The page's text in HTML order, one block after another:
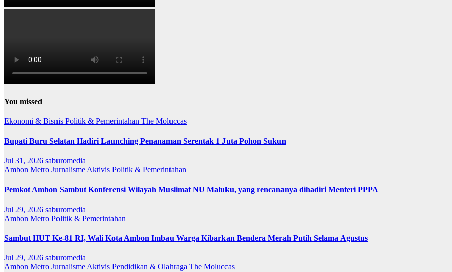
You missed
Ekonomi & Bisnis Politik & Pemerintahan The Moluccas
Bupati Buru Selatan Hadiri Launching Penanaman Serentak 1 Juta Pohon Sukun
Jul 31, 2026 saburomedia
Ambon Metro Jurnalisme Aktivis Politik & Pemerintahan
Pemkot Ambon Sambut Konferensi Wilayah Muslimat NU Maluku, yang rencananya dihadiri Menteri PPPA
Jul 29, 2026 saburomedia
Ambon Metro Politik & Pemerintahan
Sambut HUT Ke-81 RI, Wali Kota Ambon Imbau Warga Kibarkan Bendera Merah Putih Selama Agustus
Jul 29, 2026 saburomedia
Ambon Metro Jurnalisme Aktivis Pendidikan & Olahraga The Moluccas